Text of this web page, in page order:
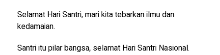
Selamat Hari Santri, mari kita tebarkan ilmu dan
kedamaian.
Santri itu pilar bangsa, selamat Hari Santri Nasional.